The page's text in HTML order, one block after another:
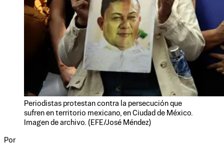
Periodistas protestan contra la persecución que
sufren en territorio mexicano, en Ciudad de México.
Imagen de archivo. (EFE/José Méndez)
Por